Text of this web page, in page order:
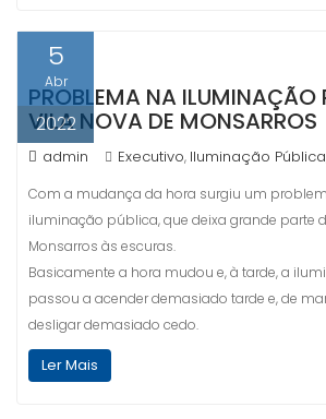
5
Abr
2022
PROBLEMA NA ILUMINAÇÃO
VILA NOVA DE MONSARROS
admin Executivo, Iluminação Pública
Com a mudança da hora surgiu um
iluminação pública, que deixa grande parte
Monsarros às escuras.
Basicamente a hora mudou e, à tarde, a
passou a acender demasiado tarde e, de
desligar demasiado cedo.
Ler Mais